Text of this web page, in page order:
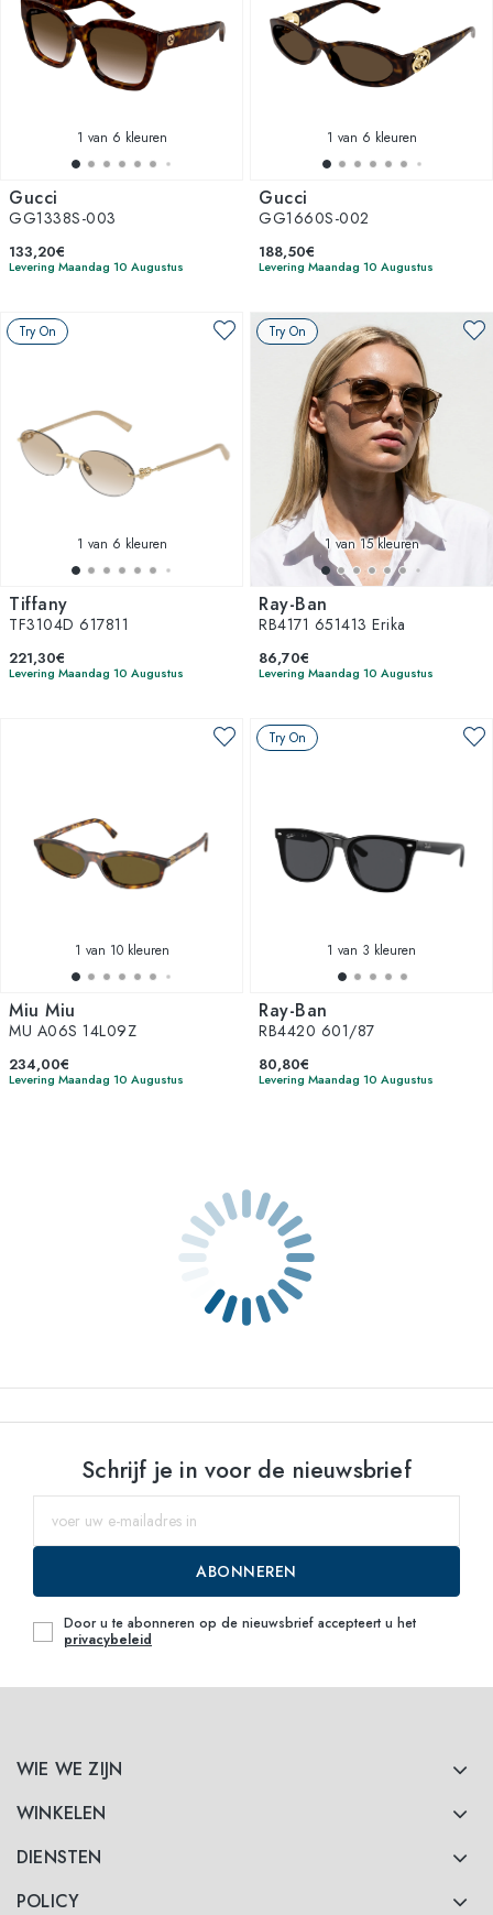
1 van 6 kleuren
Gucci
GG1338S-003
133,20€
Levering Maandag 10 Augustus
1 van 6 kleuren
Gucci
GG1660S-002
188,50€
Levering Maandag 10 Augustus
Try On
1 van 6 kleuren
Tiffany
TF3104D 617811
221,30€
Levering Maandag 10 Augustus
Try On
1 van 15 kleuren
Ray-Ban
RB4171 651413 Erika
86,70€
Levering Maandag 10 Augustus
1 van 10 kleuren
Miu Miu
MU A06S 14L09Z
234,00€
Levering Maandag 10 Augustus
Try On
1 van 3 kleuren
Ray-Ban
RB4420 601/87
80,80€
Levering Maandag 10 Augustus
WIE WE ZIJN
WINKELEN
DIENSTEN
POLICY
Schrijf je in voor de nieuwsbrief
ABONNEREN
Door u te abonneren op de nieuwsbrief accepteert u het
privacybeleid